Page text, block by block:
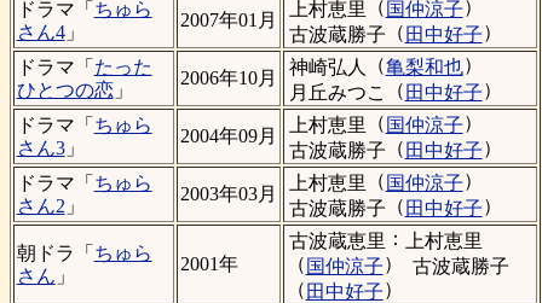
ドラマ「 ちゅら
さん4」
2007年01月
上村恵里 （ 国仲涼子）
古波蔵勝子 （ 田中好子）
ドラマ「 たった
ひとつの恋」
2006年10月
神崎弘人 （亀梨和也）
月丘みつこ
（ 田中好子）
ドラマ「 ちゅら
さん3」
2004年09月
上村恵里 （ 国仲涼子）
古波蔵勝子 （ 田中好子）
ドラマ「 ちゅら
さん2 」
2003年03月
上村恵里 （ 国仲涼子）
古波蔵勝子 （ 田中好子）
朝ドラ「 ちゅら
さん 」
2001年
古波蔵恵里 ：
上村恵里
（ 国仲涼子）
古波蔵勝子
（ 田中好子）